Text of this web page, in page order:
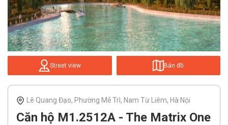
Street view Bản đồ
Lê Quang Đạo, Phường Mễ Trì, Nam Từ Liêm, Hà Nội
Căn hộ M1.2512A - The Matrix One